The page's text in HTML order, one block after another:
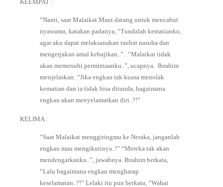
KEEMPAT :⁣ㅤ⁣
“Nanti, saat Malaikat Maut datang untuk mencabut
nyawamu, katakan padanya, “Tundalah kematianku,
agar aku dapat melaksanakan taubat nasuha dan
mengerjakan amal kebajikan..”.
“Malaikat tidak
akan memenuhi permintaanku..”, ucapnya.⁣⁣
Ibrahim
menjelaskan: “Jika engkau tak kuasa menolak
kematian dan ia tidak bisa ditunda, bagaimana
engkau akan menyelamatkan diri..?!”⁣
KELIMA :⁣
“Saat Malaikat menggiringmu ke Neraka, janganlah
engkau mau mengikutinya..!”⁣ “Mereka tak akan
mendengarkanku..”, jawabnya.⁣ㅤ⁣ Ibrahim berkata,⁣
“Lalu bagaimana engkau mengharap
keselamatan..?!”⁣ Lelaki itu pun berkata,⁣ “Wahai